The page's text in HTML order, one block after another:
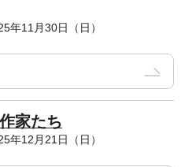
年11月30日（日）
家たち
年12月21日（日）